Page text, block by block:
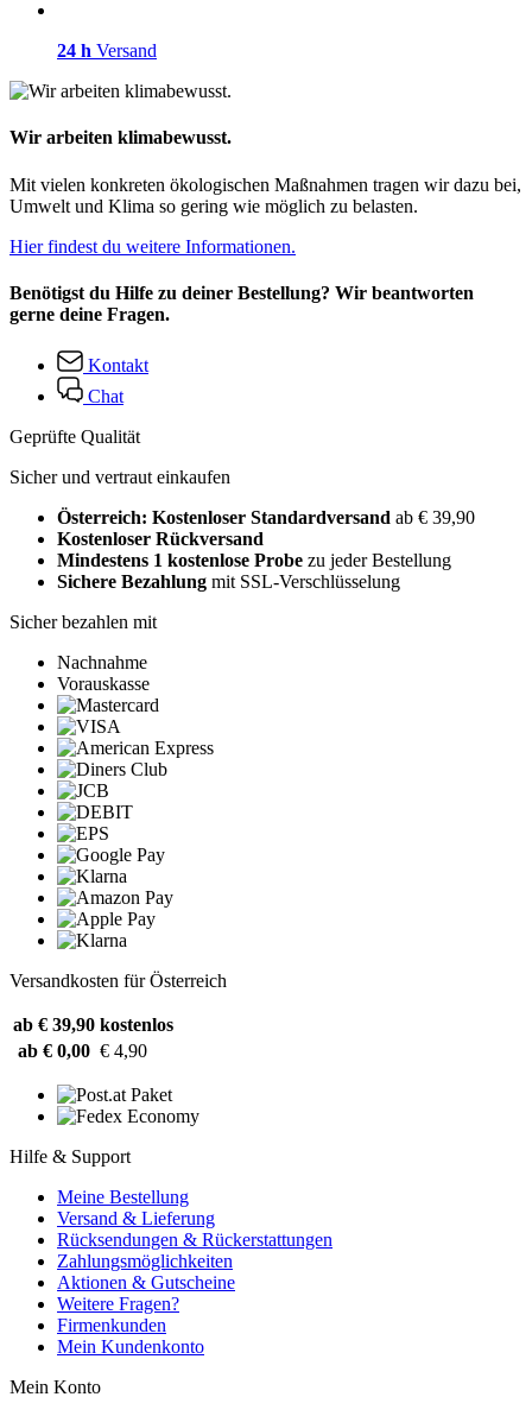
24 h Versand
Wir arbeiten klimabewusst.
Mit vielen konkreten ökologischen Maßnahmen tragen wir dazu bei,
Umwelt und Klima so gering wie möglich zu belasten.
Hier findest du weitere Informationen.
Benötigst du Hilfe zu deiner Bestellung? Wir beantworten
gerne deine Fragen.
Kontakt
Chat
Geprüfte Qualität
Sicher und vertraut einkaufen
Österreich: Kostenloser Standardversand ab € 39,90
Kostenloser Rückversand
Mindestens 1 kostenlose Probe zu jeder Bestellung
Sichere Bezahlung mit SSL-Verschlüsselung
Sicher bezahlen mit
Nachnahme
Vorauskasse
Versandkosten für Österreich
ab € 39,90 kostenlos
ab € 0,00 € 4,90
Hilfe & Support
Meine Bestellung
Versand & Lieferung
Rücksendungen & Rückerstattungen
Zahlungsmöglichkeiten
Aktionen & Gutscheine
Weitere Fragen?
Firmenkunden
Mein Kundenkonto
Mein Konto